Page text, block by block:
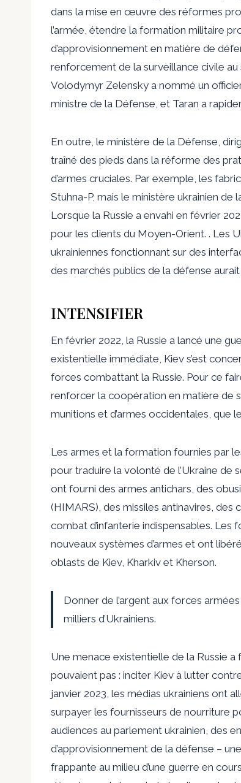
dans la mise en œuvre des réformes
l’armée, étendre la formation militaire
d’approvisionnement en matière de
renforcement de la surveillance civile
Volodymyr Zelensky a nommé un
ministre de la Défense, et Taran a
En outre, le ministère de la Défense,
traîné des pieds dans la réforme des
d’armes cruciales. Par exemple, les
Stuhna-P, mais le ministère ukrainien de
Lorsque la Russie a envahi en février
pour les clients du Moyen-Orient. . Les
ukrainiennes fonctionnant sur des
des marchés publics de la défense
INTENSIFIER
En février 2022, la Russie a lancé une
existentielle immédiate, Kiev s’est
forces combattant la Russie. Pour ce
renforcer la coopération en matière de
munitions et d’armes occidentales, que
Les armes et la formation fournies par
pour traduire la volonté de l’Ukraine de
ont fourni des armes antichars, des
(HIMARS), des missiles antinavires,
combat d’infanterie indispensables.
nouveaux systèmes d’armes et ont
oblasts de Kiev, Kharkiv et Kherson.
Donner de l’argent aux forces
milliers d’Ukrainiens.
Une menace existentielle de la Russie
pouvaient pas : inciter Kiev à lutter
janvier 2023, les médias ukrainiens ont
surpayer les fournisseurs de nourriture
audiences au parlement ukrainien, des
d’approvisionnement de la défense –
frappante au milieu d’une guerre en